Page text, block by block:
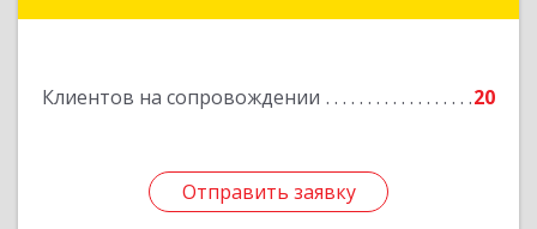
Клиентов на сопровождении 20
Отправить заявку
Подробнее
Отправить заявку